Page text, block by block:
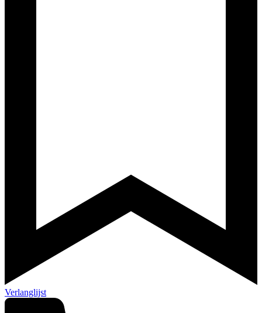
Verlanglijst